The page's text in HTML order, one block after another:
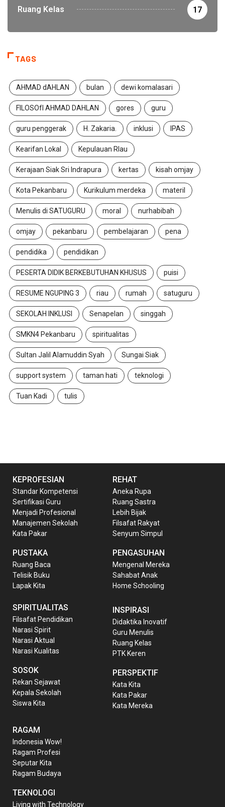
Ruang Kelas 17
TAGS
AHMAD dAHLAN bulan dewi komalasari
FILOSOfI AHMAD DAHLAN gores guru
guru penggerak H. Zakaria. inklusi IPAS
Kearifan Lokal Kepulauan RIau
Kerajaan Siak Sri Indrapura kertas kisah omjay
Kota Pekanbaru Kurikulum merdeka materil
Menulis di SATUGURU moral nurhabibah
omjay pekanbaru pembelajaran pena
pendidika pendidikan
PESERTA DIDIK BERKEBUTUHAN KHUSUS puisi
RESUME NGUPING 3 riau rumah satuguru
SEKOLAH INKLUSI Senapelan singgah
SMKN4 Pekanbaru spiritualitas
Sultan Jalil Alamuddin Syah Sungai Siak
support system taman hati teknologi
Tuan Kadi tulis
KEPROFESIAN
Standar Kompetensi
Sertifikasi Guru
Menjadi Profesional
Manajemen Sekolah
Kata Pakar
PUSTAKA
Ruang Baca
Telisik Buku
Lapak Kita
REHAT
Aneka Rupa
Ruang Sastra
Lebih Bijak
Filsafat Rakyat
Senyum Simpul
PENGASUHAN
Mengenal Mereka
Sahabat Anak
Home Schooling
SPIRITUALITAS
Filsafat Pendidikan
Narasi Spirit
Narasi Aktual
Narasi Kualitas
SOSOK
Rekan Sejawat
Kepala Sekolah
Siswa Kita
INSPIRASI
Didaktika Inovatif
Guru Menulis
Ruang Kelas
PTK Keren
PERSPEKTIF
Kata Kita
Kata Pakar
Kata Mereka
RAGAM
Indonesia Wow!
Ragam Profesi
Seputar Kita
Ragam Budaya
TEKNOLOGI
Living with Technology